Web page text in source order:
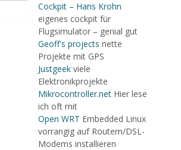
Cockpit – Hans Krohn
eigenes cockpit für
Flugsimulator – genial gut
Geoff's projects nette
Projekte mit GPS
Justgeekviele
Elektronikprojekte
Mikrocontroller.netHier lese
ich oft mit
Open WRT Embedded Linux
vorrangig auf Routern/DSL-
Modems installieren